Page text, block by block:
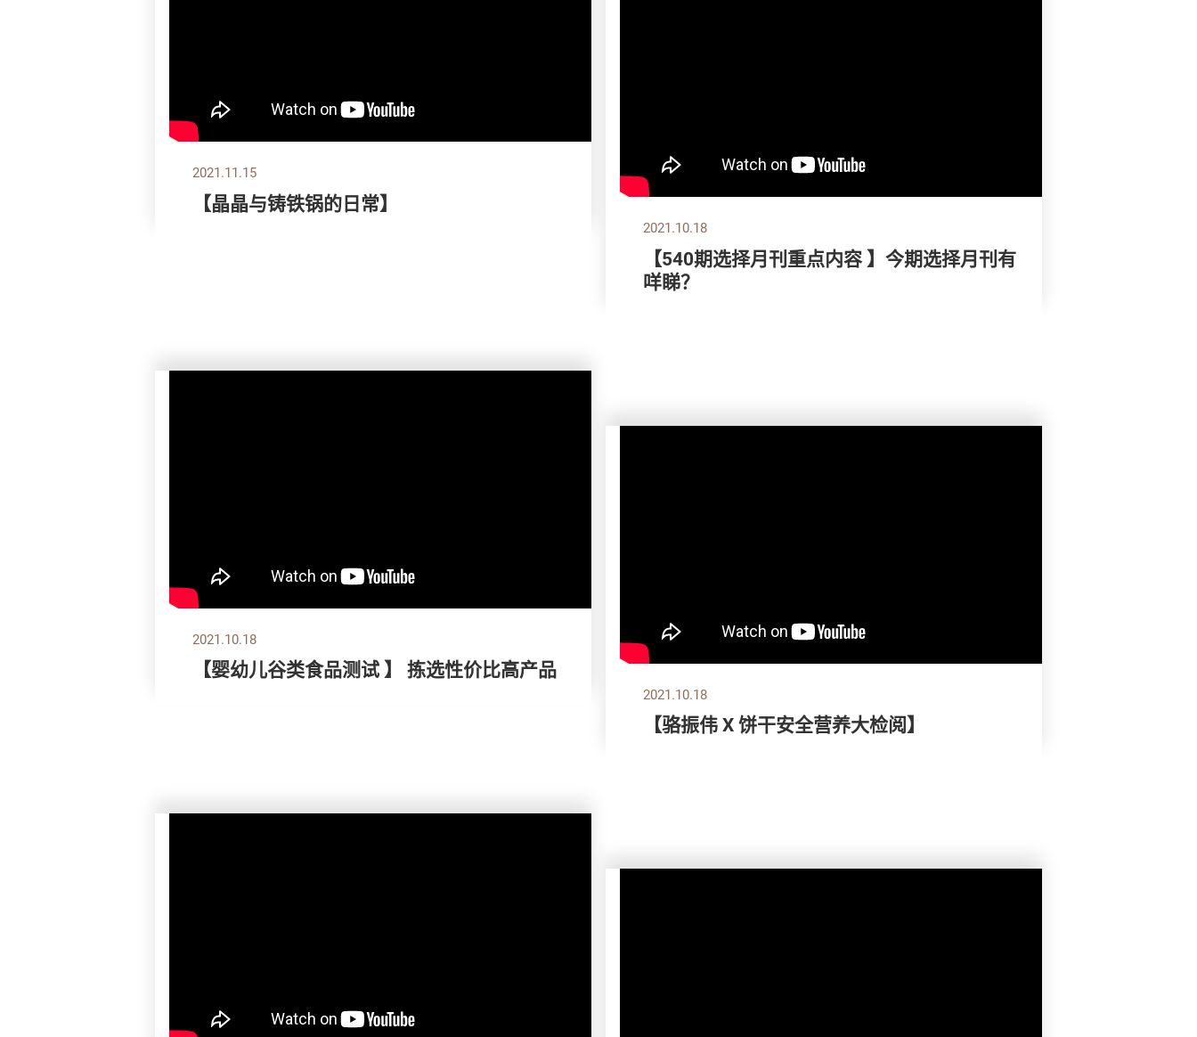
2021.11.15
【晶晶与铸铁锅的日常】
2021.10.18
【540期选择月刊重点内容 】今期选择月刊有
咩睇？
2021.10.18
【婴幼儿谷类食品测试 】 拣选性价比高产品
2021.10.18
【骆振伟 X 饼干安全营养大检阅】